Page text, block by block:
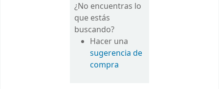
¿No encuentras lo
que estás
buscando?
Hacer una
sugerencia de
compra